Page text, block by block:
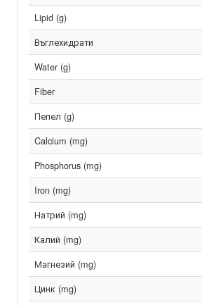
Lipid (g)
Въглехидрати
Water (g)
Fiber
Пепел (g)
Calcium (mg)
Phosphorus (mg)
Iron (mg)
Натрий (mg)
Калий (mg)
Магнезий (mg)
Цинк (mg)